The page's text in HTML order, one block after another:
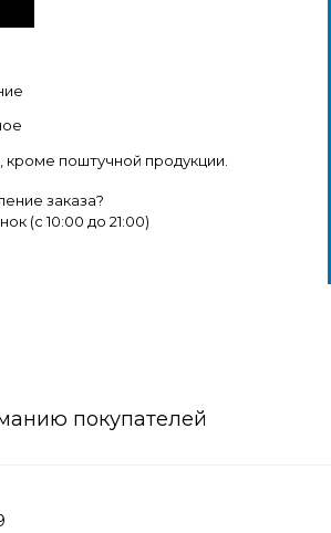
кроме поштучной продукции.
заказа?
(c 10:00 до 21:00)
покупателей